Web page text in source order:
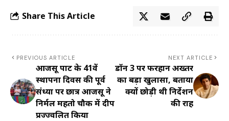
Share This Article
PREVIOUS ARTICLE
आजसू पार्टी के 41वें
स्थापना दिवस की पूर्व
संध्या पर छात्र आजसू ने
निर्मल महतो चौक में दीप
प्रज्ज्वलित किया
NEXT ARTICLE
डॉन 3 पर फरहान अख्तर
का बड़ा खुलासा, बताया
क्यों छोड़ी थी निर्देशन
की राह